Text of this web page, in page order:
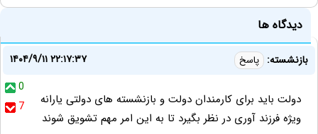
دیدگاه ها
بازنشسته: پاسخ
۱۴۰۴/۹/۱۱ ۲۲:۱۷:۳۷
0
7
دولت باید برای کارمندان دولت و بازنشسته های دولتی یارانه
ویژه فرزند آوری در نظر بگیرد تا به این امر مهم تشویق شوند